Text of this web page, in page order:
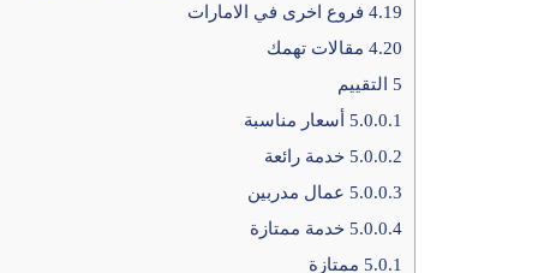
4.19 فروع اخرى في الامارات
4.20 مقالات تهمك
5 التقييم
5.0.0.1 أسعار مناسبة
5.0.0.2 خدمة رائعة
5.0.0.3 عمال مدربين
5.0.0.4 خدمة ممتازة
5.0.1 ممتازة